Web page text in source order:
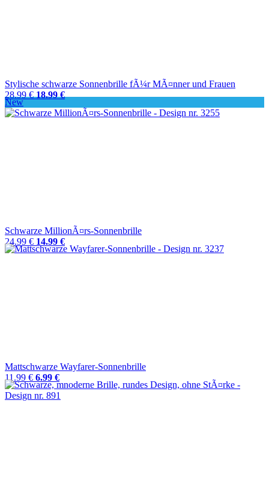
Stylische schwarze Sonnenbrille fÃ¼r MÃ¤nner und Frauen
28.99 € 18.99 €
New
Schwarze MillionÃ¤rs-Sonnenbrille
24.99 € 14.99 €
Mattschwarze Wayfarer-Sonnenbrille
11.99 € 6.99 €